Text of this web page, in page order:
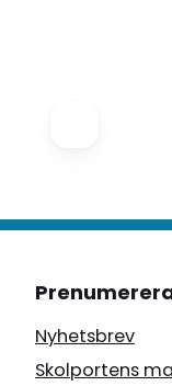
Nyhetsbrev
Skolportens